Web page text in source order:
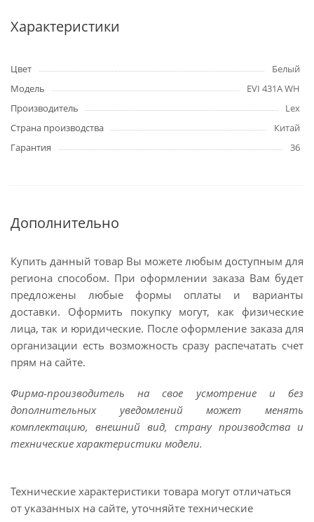
Характеристики
Цвет
Белый
Модель
EVI 431A WH
Производитель
Lex
Страна производства
Китай
Гарантия
36
Дополнительно
Купить данный товар Вы можете любым доступным для
региона способом. При оформлении заказа Вам будет
предложены любые формы оплаты и варианты
доставки. Оформить покупку могут, как физические
лица, так и юридические. После оформление заказа для
организации есть возможность сразу распечатать счет
прям на сайте.
Фирма-производитель на свое усмотрение и без
дополнительных уведомлений может менять
комплектацию, внешний вид, страну производства и
технические характеристики модели.
Технические характеристики товара могут отличаться
от указанных на сайте, уточняйте технические